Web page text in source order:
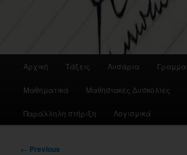
Αρχική Τάξεις Λυσάρια
Μαθηματικά Μαθησιακές Δυσκολίες
Παράλληλη στήριξη Λογισμικά
Post
← Previous